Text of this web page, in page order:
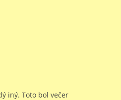
iný. Toto bol večer